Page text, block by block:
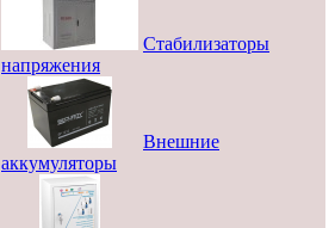
Стабилизаторы
напряжения
Внешние
аккумуляторы